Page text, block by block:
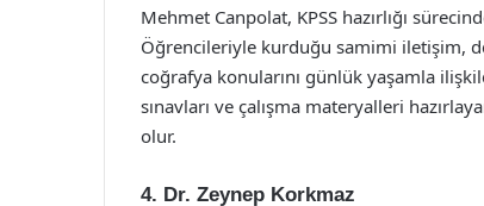
Mehmet Canpolat, KPSS hazırlığı
Öğrencileriyle kurduğu samimi iletişim,
coğrafya konularını günlük yaşamla
sınavları ve çalışma materyalleri
olur.
4. Dr. Zeynep Korkmaz